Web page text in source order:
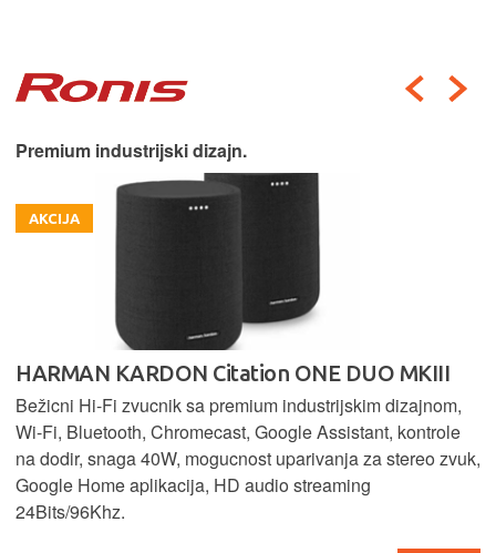
Premium industrijski dizajn.
AKCIJA
HARMAN KARDON Citation ONE DUO MKIII
Bežicni Hi-Fi zvucnik sa premium industrijskim dizajnom,
Wi-Fi, Bluetooth, Chromecast, Google Assistant, kontrole
na dodir, snaga 40W, mogucnost uparivanja za stereo zvuk,
Google Home aplikacija, HD audio streaming
24Bits/96Khz.